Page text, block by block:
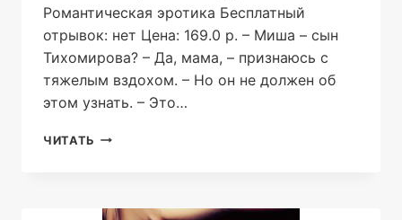
Романтическая эротика Бесплатный
отрывок: нет Цена: 169.0 р. – Миша – сын
Тихомирова? – Да, мама, – признаюсь с
тяжелым вздохом. – Но он не должен об
этом узнать. – Это…
ЧИТАТЬ НАСЛЕДНИК